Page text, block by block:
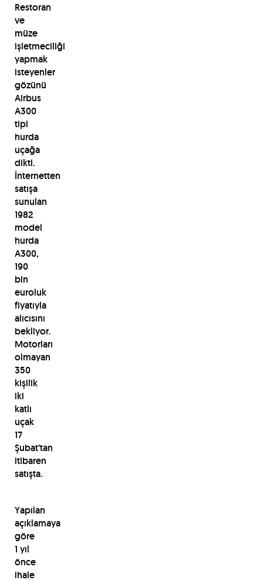
Restoran
ve
müze
işletmeciliği
yapmak
isteyenler
gözünü
Airbus
A300
tipi
hurda
uçağa
dikti.
İnternetten
satışa
sunulan
1982
model
hurda
A300,
190
bin
euroluk
fiyatıyla
alıcısını
bekliyor.
Motorları
olmayan
350
kişilik
iki
katlı
uçak
17
Şubat’tan
itibaren
satışta.
Yapılan
açıklamaya
göre
1 yıl
önce
ihale